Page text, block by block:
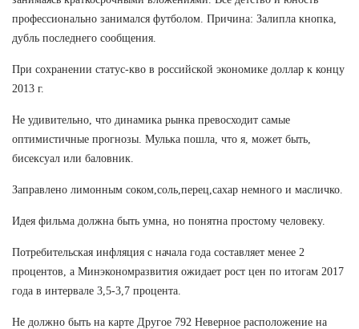
профессионально занимался футболом. Причина: Залипла кнопка,
дубль последнего сообщения.
При сохранении статус-кво в российской экономике доллар к концу
2013 г.
Не удивительно, что динамика рынка превосходит самые
оптимистичные прогнозы. Мулька пошла, что я, может быть,
бисексуал или баловник.
Заправлено лимонным соком,соль,перец,сахар немного и масличко.
Идея фильма должна быть умна, но понятна простому человеку.
Потребительская инфляция с начала года составляет менее 2
процентов, а Минэкономразвития ожидает рост цен по итогам 2017
года в интервале 3,5-3,7 процента.
Не должно быть на карте Другое 792 Неверное расположение на